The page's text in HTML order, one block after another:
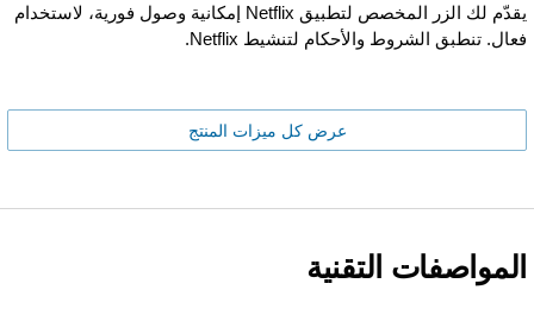
يقدّم لك الزر المخصص لتطبيق Netflix إمكانية وصول فورية، لاستخدام
فعال. تنطبق الشروط والأحكام لتنشيط Netflix.
عرض كل ميزات المنتج
المواصفات التقنية